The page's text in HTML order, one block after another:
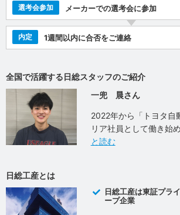
選考会参加 メーカーでの選考会に参加
内定 1週間以内に合否をご連絡
全国で活躍する日総スタッフのご紹介
一兜 晨さん
2022年から「トヨタ自
リア社員として働き始
と読む
日総工産とは
日総工産は東証プラ
ープ企業